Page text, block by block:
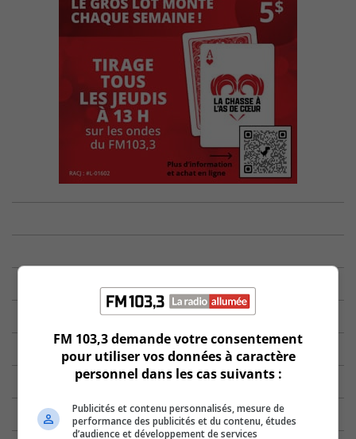
FM 103,3 demande votre consentement
pour utiliser vos données à caractère
personnel dans les cas suivants :
Publicités et contenu personnalisés, mesure de
performance des publicités et du contenu, études
d’audience et développement de services